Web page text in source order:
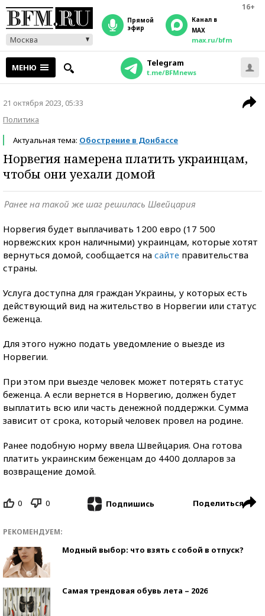
16+
Москва
прямой
эфир
Канал в
MAX
max.ru/bfm
МЕНЮ Telegram
t.me/BFMnews
21 октября 2023, 05:33
Политика
Актуальная тема: Обострение в Донбассе
Норвегия намерена платить украинцам,
чтобы они уехали домой
Ранее на такой же шаг решилась Швейцария
Норвегия будет выплачивать 1200 евро (17 500
норвежских крон наличными) украинцам, которые хотят
вернуться домой, сообщается на сайте правительства
страны.
Услуга доступна для граждан Украины, у которых есть
действующий вид на жительство в Норвегии или статус
беженца.
Для этого нужно подать уведомление о выезде из
Норвегии.
При этом при выезде человек может потерять статус
беженца. А если вернется в Норвегию, должен будет
выплатить всю или часть денежной поддержки. Сумма
зависит от срока, который человек провел на родине.
Ранее подобную норму ввела Швейцария. Она готова
платить украинским беженцам до 4400 долларов за
возвращение домой.
0 0 Подпишись Поделиться
РЕКОМЕНДУЕМ:
Модный выбор: что взять с собой в отпуск?
Самая трендовая обувь лета – 2026